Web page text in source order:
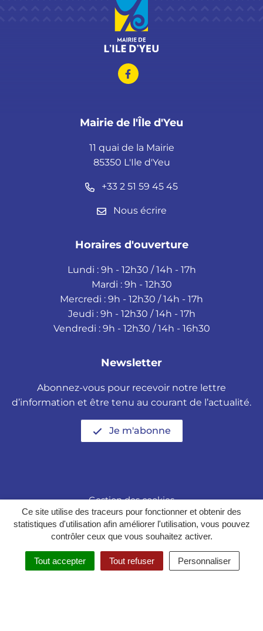
Ce site utilise des traceurs pour fonctionner et obtenir des
statistiques d'utilisation afin améliorer l'utilisation, vous pouvez
contrôler ceux que vous souhaitez activer.
Tout accepter Tout refuser Personnaliser
Lien vers le compte
Mairie de l'Île d'Yeu
11 quai de la Mairie
85350 L'Ile d'Yeu
+33 2 51 59 45 45
Nous écrire
Horaires d'ouverture
Lundi : 9h - 12h30 / 14h - 17h
Mardi : 9h - 12h30
Mercredi : 9h - 12h30 / 14h - 17h
Jeudi : 9h - 12h30 / 14h - 17h
Vendredi : 9h - 12h30 / 14h - 16h30
Newsletter
Abonnez-vous pour recevoir notre lettre
d’information et être tenu au courant de l’actualité.
Je m'abonne
Gestion des cookies
Politique de confidentialité
Mentions légales
Plan du site